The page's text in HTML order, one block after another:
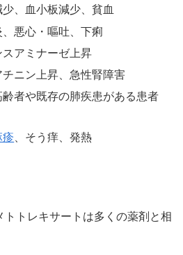
少、血小板減少、貧血
、悪心・嘔吐、下痢
スアミナーゼ上昇
チニン上昇、急性腎障害
齢者や既存の肺疾患がある患者
疹 、そう痒、発熱
トレキサートは多くの薬剤と相